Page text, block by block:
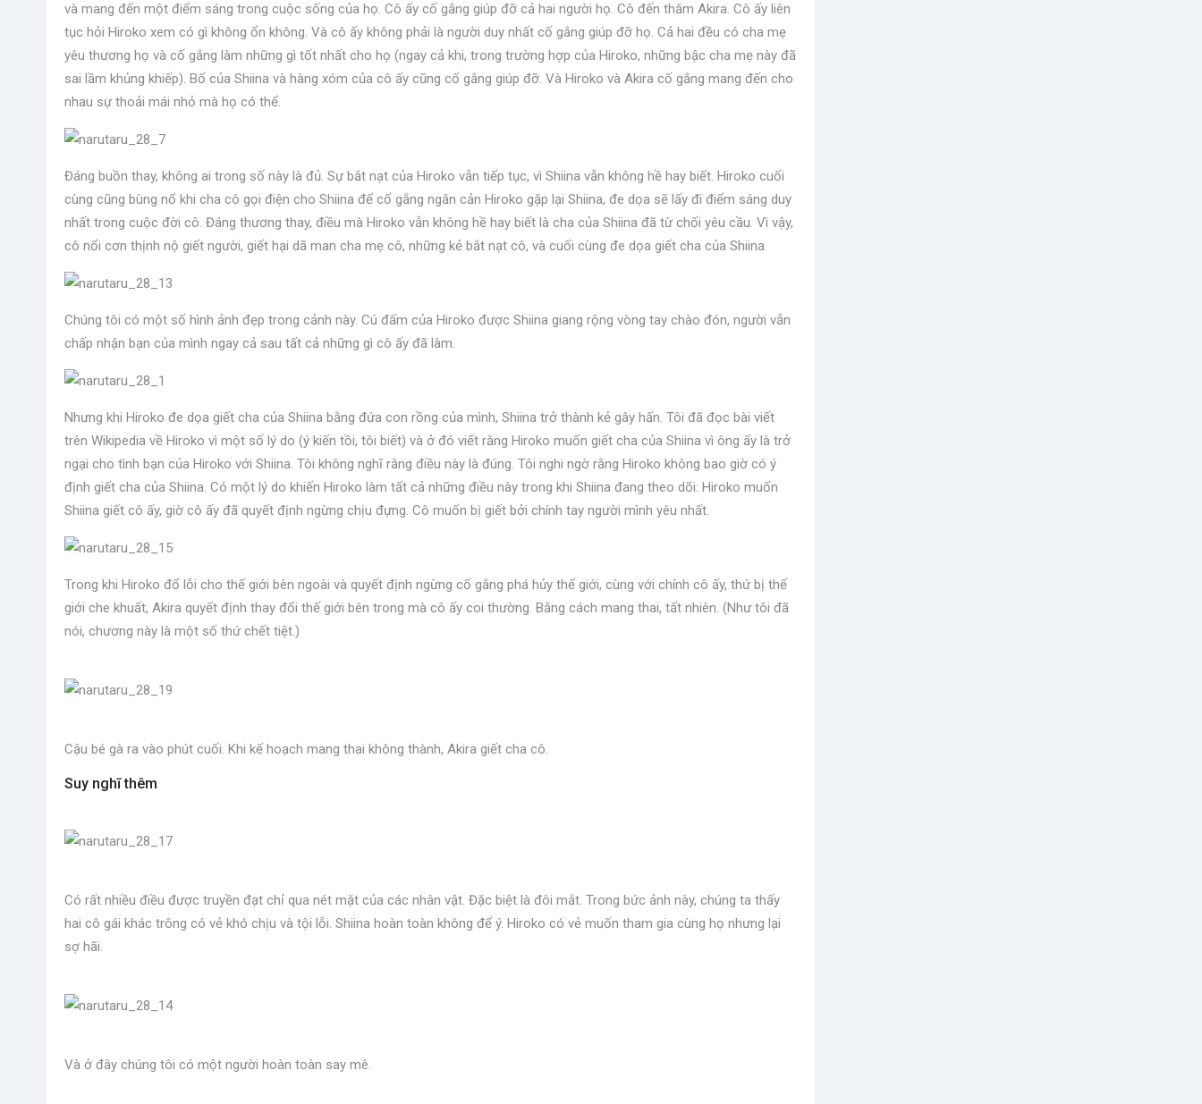
và mang đến một điểm sáng trong cuộc sống của họ. Cô ấy cố gắng giúp đỡ cả hai người họ. Cô đến thăm Akira. Cô ấy liên
tục hỏi Hiroko xem có gì không ổn không. Và cô ấy không phải là người duy nhất cố gắng giúp đỡ họ. Cả hai đều có cha mẹ
yêu thương họ và cố gắng làm những gì tốt nhất cho họ (ngay cả khi, trong trường hợp của Hiroko, những bậc cha mẹ này đã
sai lầm khủng khiếp). Bố của Shiina và hàng xóm của cô ấy cũng cố gắng giúp đỡ. Và Hiroko và Akira cố gắng mang đến cho
nhau sự thoải mái nhỏ mà họ có thể.
Đáng buồn thay, không ai trong số này là đủ. Sự bắt nạt của Hiroko vẫn tiếp tục, vì Shiina vẫn không hề hay biết. Hiroko cuối
cùng cũng bùng nổ khi cha cô gọi điện cho Shiina để cố gắng ngăn cản Hiroko gặp lại Shiina, đe dọa sẽ lấy đi điểm sáng duy
nhất trong cuộc đời cô. Đáng thương thay, điều mà Hiroko vẫn không hề hay biết là cha của Shiina đã từ chối yêu cầu. Vì vậy,
cô nổi cơn thịnh nộ giết người, giết hại dã man cha mẹ cô, những kẻ bắt nạt cô, và cuối cùng đe dọa giết cha của Shiina.
Chúng tôi có một số hình ảnh đẹp trong cảnh này. Cú đấm của Hiroko được Shiina giang rộng vòng tay chào đón, người vẫn
chấp nhận bạn của mình ngay cả sau tất cả những gì cô ấy đã làm.
Nhưng khi Hiroko đe dọa giết cha của Shiina bằng đứa con rồng của mình, Shiina trở thành kẻ gây hấn. Tôi đã đọc bài viết
trên Wikipedia về Hiroko vì một số lý do (ý kiến ​​​​tồi, tôi biết) và ở đó viết rằng Hiroko muốn giết cha của Shiina vì ông ấy là trở
ngại cho tình bạn của Hiroko với Shiina. Tôi không nghĩ rằng điều này là đúng. Tôi nghi ngờ rằng Hiroko không bao giờ có ý
định giết cha của Shiina. Có một lý do khiến Hiroko làm tất cả những điều này trong khi Shiina đang theo dõi: Hiroko muốn
Shiina giết cô ấy, giờ cô ấy đã quyết định ngừng chịu đựng. Cô muốn bị giết bởi chính tay người mình yêu nhất.
Trong khi Hiroko đổ lỗi cho thế giới bên ngoài và quyết định ngừng cố gắng phá hủy thế giới, cùng với chính cô ấy, thứ bị thế
giới che khuất, Akira quyết định thay đổi thế giới bên trong mà cô ấy coi thường. Bằng cách mang thai, tất nhiên. (Như tôi đã
nói, chương này là một số thứ chết tiệt.)
Cậu bé gà ra vào phút cuối. Khi kế hoạch mang thai không thành, Akira giết cha cô.
Suy nghĩ thêm
Có rất nhiều điều được truyền đạt chỉ qua nét mặt của các nhân vật. Đặc biệt là đôi mắt. Trong bức ảnh này, chúng ta thấy
hai cô gái khác trông có vẻ khó chịu và tội lỗi. Shiina hoàn toàn không để ý. Hiroko có vẻ muốn tham gia cùng họ nhưng lại
sợ hãi.
Và ở đây chúng tôi có một người hoàn toàn say mê.